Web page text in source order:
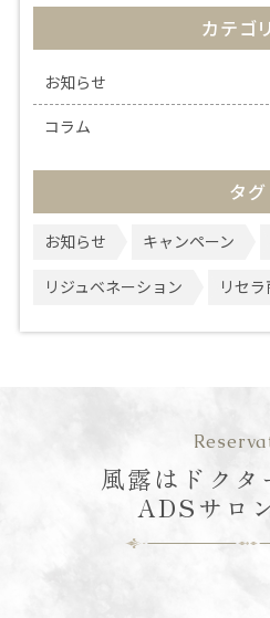
カテゴ
お知らせ
コラム
タグ
お知らせ キャンペーン
リジュベネーション リセ
風露はドクタ
ADSサロ